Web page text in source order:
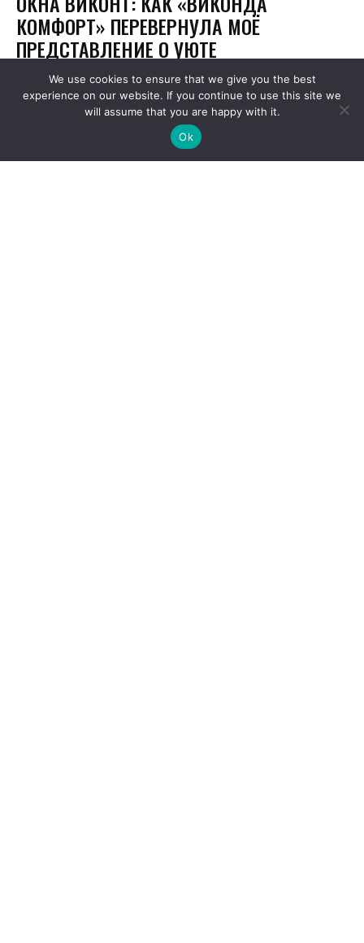
We use cookies to ensure that we give you the best
experience on our website. If you continue to use this site we
will assume that you are happy with it.
Ok